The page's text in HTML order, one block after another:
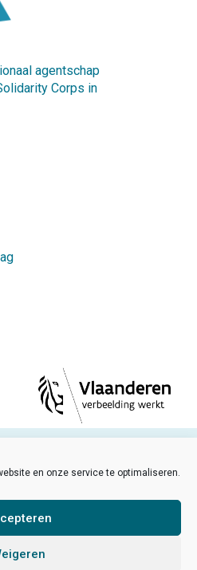
en onze service te optimaliseren.
agentschap
Corps in